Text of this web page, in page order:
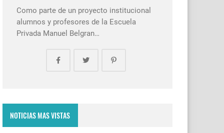
Como parte de un proyecto institucional
alumnos y profesores de la Escuela
Privada Manuel Belgran…
NOTICIAS MAS VISTAS